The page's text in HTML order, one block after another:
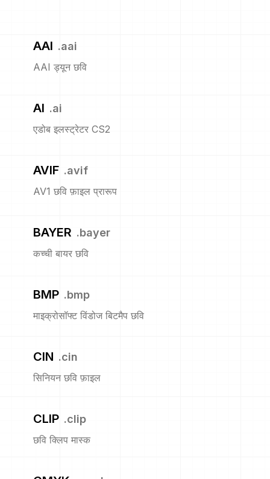
AAI .aai
AAI ड्यून छवि
AI .ai
एडोब इलस्ट्रेटर CS2
AVIF .avif
AV1 छवि फ़ाइल प्रारूप
BAYER .bayer
कच्ची बायर छवि
BMP .bmp
माइक्रोसॉफ्ट विंडोज बिटमैप छवि
CIN .cin
सिनियन छवि फ़ाइल
CLIP .clip
छवि क्लिप मास्क